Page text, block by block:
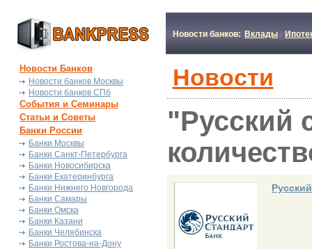
Новости банков: Вклады
Новости Банков
Новости банков Москвы
Новости банков СПб
События и Семинары
Статьи и Советы
Банки России
Банки Москвы
Банки Санкт-Петербурга
Банки Новосибирска
Банки Екатеринбурга
Банки Нижнего Новгорода
Банки Самары
Банки Омска
Банки Казани
Банки Челябинска
Банки Ростова-на-Дону
Новости
"Русский